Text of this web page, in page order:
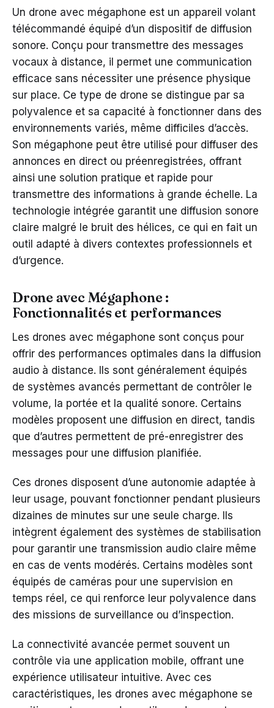
Un drone avec mégaphone est un appareil volant
télécommandé équipé d’un dispositif de diffusion
sonore. Conçu pour transmettre des messages
vocaux à distance, il permet une communication
efficace sans nécessiter une présence physique
sur place. Ce type de drone se distingue par sa
polyvalence et sa capacité à fonctionner dans des
environnements variés, même difficiles d’accès.
Son mégaphone peut être utilisé pour diffuser des
annonces en direct ou préenregistrées, offrant
ainsi une solution pratique et rapide pour
transmettre des informations à grande échelle. La
technologie intégrée garantit une diffusion sonore
claire malgré le bruit des hélices, ce qui en fait un
outil adapté à divers contextes professionnels et
d’urgence.
Drone avec Mégaphone :
Fonctionnalités et performances
Les drones avec mégaphone sont conçus pour
offrir des performances optimales dans la diffusion
audio à distance. Ils sont généralement équipés
de systèmes avancés permettant de contrôler le
volume, la portée et la qualité sonore. Certains
modèles proposent une diffusion en direct, tandis
que d’autres permettent de pré-enregistrer des
messages pour une diffusion planifiée.
Ces drones disposent d’une autonomie adaptée à
leur usage, pouvant fonctionner pendant plusieurs
dizaines de minutes sur une seule charge. Ils
intègrent également des systèmes de stabilisation
pour garantir une transmission audio claire même
en cas de vents modérés. Certains modèles sont
équipés de caméras pour une supervision en
temps réel, ce qui renforce leur polyvalence dans
des missions de surveillance ou d’inspection.
La connectivité avancée permet souvent un
contrôle via une application mobile, offrant une
expérience utilisateur intuitive. Avec ces
caractéristiques, les drones avec mégaphone se